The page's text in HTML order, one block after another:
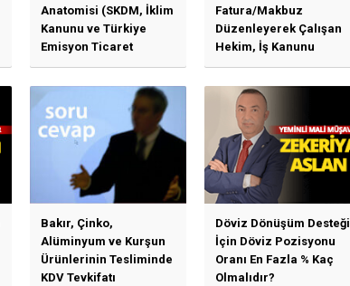
Anatomisi (SKDM, İklim
Kanunu ve Türkiye
Emisyon Ticaret
Sistemi (TR-ETS)
Fatura/Makbuz
Düzenleyerek Çalışan
Hekim, İş Kanunu
Hükümlerinden
Bakır, Çinko,
Alüminyum ve Kurşun
Ürünlerinin Tesliminde
KDV Tevkifatı
Döviz Dönüşüm Desteği
İçin Döviz Pozisyonu
Oranı En Fazla % Kaç
Olmalıdır?